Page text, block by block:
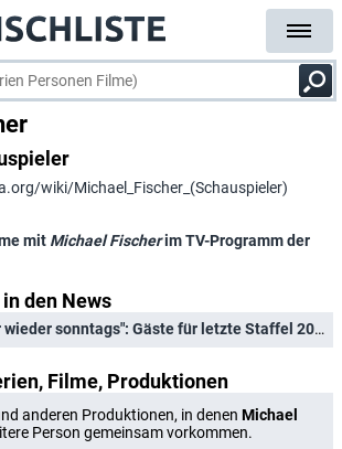
wiki/Michael_Fischer_(Schauspieler)
mit Michael Fischerim TV-Programm der
den News
"Immer wieder sonntags": Gäste für letzte Staffel 2026 verkündet
Filme, Produktionen
anderen Produktionen, in denen Michael
Person gemeinsam vorkommen.